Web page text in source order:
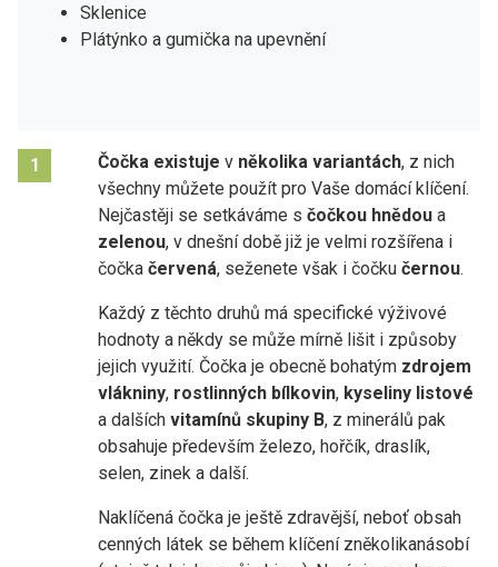
Sklenice
Plátýnko a gumička na upevnění
1 Čočka existuje v několika variantách, z nich
všechny můžete použít pro Vaše domácí klíčení.
Nejčastěji se setkáváme s čočkou hnědou a
zelenou, v dnešní době již je velmi rozšířena i
čočka červená, seženete však i čočku černou.
Každý z těchto druhů má specifické výživové
hodnoty a někdy se může mírně lišit i způsoby
jejich využití. Čočka je obecně bohatým zdrojem
vlákniny, rostlinných bílkovin, kyseliny listové
a dalších vitamínů skupiny B, z minerálů pak
obsahuje především železo, hořčík, draslík,
selen, zinek a další.
Naklíčená čočka je ještě zdravější, neboť obsah
cenných látek se během klíčení zněkolikanásobí